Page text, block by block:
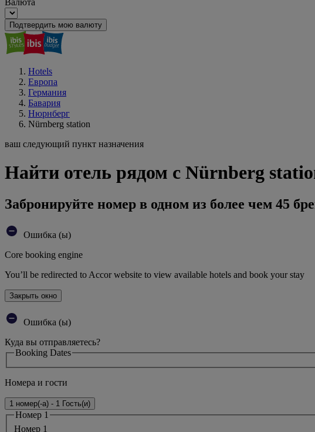
Валюта
Подтвердить мою валюту
Hotels
Европа
Германия
Бавария
Нюрнберг
Nürnberg station
ваш следующий пункт назначения
Найти отель рядом с Nürnberg
Забронируйте номер в одном из более чем 45
Ошибка (ы)
Core booking engine
You’ll be redirected to Accor website to view available hotels and book your stay
Закрыть окно
Ошибка (ы)
Куда вы отправляетесь?
Booking Dates
Номера и гости
1 номер(-а) - 1 Гость(и)
Номер 1
Номер 1